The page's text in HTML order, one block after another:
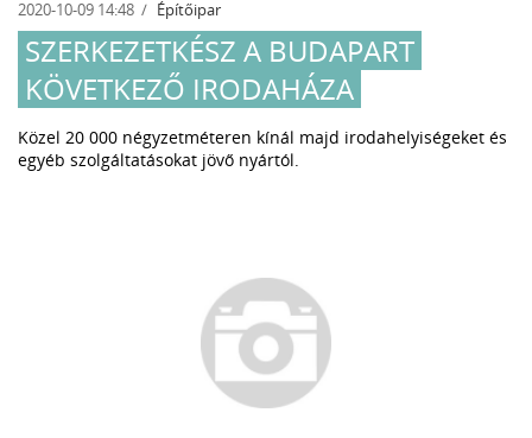
2020-10-09 14:48 Építőipar
SZERKEZETKÉSZ A BUDAPART
KÖVETKEZŐ IRODAHÁZA
Közel 20 000 négyzetméteren kínál majd irodahelyiségeket és
egyéb szolgáltatásokat jövő nyártól.